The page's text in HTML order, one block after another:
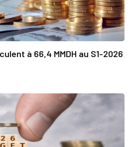
à 66,4 MMDH au S1-2026